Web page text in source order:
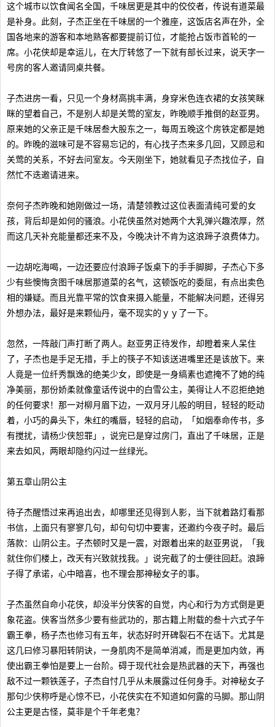
这个城市以饮食闻名全国，千味居更是其中的佼佼者，传说有道菜最
是补身。此刻，子杰正坐在千味居的一个雅座，这饭店名声在外，全
国各地来的游客和本地熟客都要提前订位，才能抢占饭市首轮的一
席。小花侠却是幸运儿，在大厅转悠了一下就有部长过来，说天字一
号房的客人邀请同桌共餐。
子杰进房一看，只见一个身材高挑丰满，身穿米色连衣裙的女孩笑眯
眯的望着自己，不是别人却是关莺的室友，昨晚顺手推倒的赵亚男。
原来她的父亲正是千味居叁大股东之一，每周五晚这个房铁定都是她
的。昨晚的滋味可是不容易忘记的，有心找子杰来多几回，又顾忌和
关莺的关系，不好去问室友。今天刚坐下，她就看见子杰找位子，自
然忙不迭邀请进来。
奈何子杰昨晚和她刚做过一场，清楚领教过这位表面清纯可爱的女
孩，背后却是如何的骚浪。小花侠虽然对她两个大乳弹兴趣浓厚，然
而这几天补充能量都还来不及，今晚决计不肯为这浪蹄子浪费体力。
一边胡吃海喝，一边还要应付浪蹄子饭桌下的手手脚脚，子杰心下多
少有些懊悔贪图千味居那道菜的名气，这顿饭吃的委屈，有点出卖色
相的嫌疑。而且光靠平常的饮食来摄入能量，不能解决问题，还得另
外想办法，最好是来颗仙丹，毫不现实的ｙｙ了一下。
忽然，一阵敲门声打断了两人。赵亚男正待发作，却瞪着来人呆住
了，子杰也是手足无措，手上的筷子不知该送进嘴里还是该放下。来
人竟是一位纤秀飘逸的绝美少女，即使是一身缟素也遮掩不了她的纯
净美丽，那份娇柔就像童话传说中的白雪公主，美得让人不忍拒绝她
的任何要求！那一对柳月眉下边，一双月牙儿般的明目，轻轻的眨动
着，小巧的鼻头下，朱红的嘴唇，轻轻的启动，「如烟奉命传书，多
有搅扰，请杨少侠恕罪」，说完已是穿过房门，直出了千味居，正是
来去如风，两眼却隐约闪过一丝绿光。
第五章山阴公主
待子杰醒悟过来再追出去，却哪里还见得到人影，当下就着路灯看那
书信，上面只有寥寥几句，却句句切中要害，还邀约今夜子时。最后
落款：山阴公主。子杰顿时又是一震，对跟着出来的赵亚男说，「我
就住你们楼上，改天有兴致就找我。」说完截了的士便往回赶。浪蹄
子得了承诺，心中暗喜，也不理会那神秘女子的事。
子杰虽然自命小花侠，却没半分侠客的自觉，内心和行为方式倒是更
象花盗。侠客当然多少要有些武功的，那古籍上附载的叁十六式子午
霸王拳，杨子杰也修习有五年，状态好时开碑裂石不在话下。尤其是
这几曰修习暴阳转阴诀，一身肌肉不是简单消减，而是更加内敛，再
使出霸王拳怕是要上一台阶。碍于现代社会是热武器的天下，再强也
敌不过一颗铁莲子，子杰自忖几乎从未展露过任何身手。对神秘女子
那句少侠称呼是心惊不已，小花侠实在不知道如何露的马脚。那山阴
公主更是古怪，莫非是个千年老鬼？